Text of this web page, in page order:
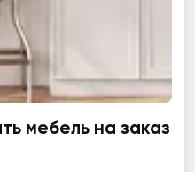
мебель на заказ